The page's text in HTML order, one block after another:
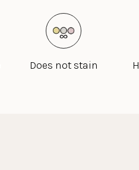
Does not stain